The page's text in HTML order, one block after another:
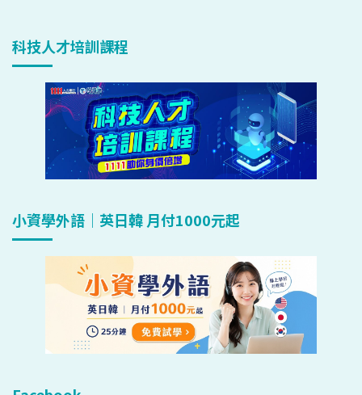
科技人才培訓課程
小資學外語｜英日韓 月付1000元起